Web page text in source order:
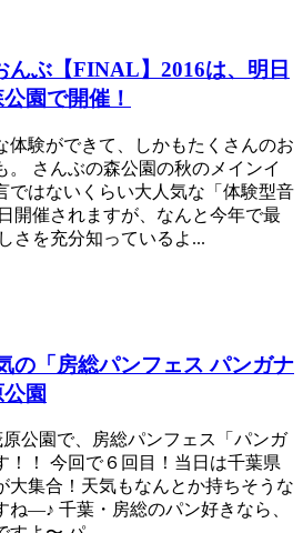
んぶ【FINAL】2016は、明日
園で開催！
体験ができて、しかもたくさんのお
。 さんぶの森公園の秋のメインイ
ではないくらい大人気な「体験型音
開催されますが、なんと今年で最
さを充分知っているよ...
の「房総パンフェス パンガナ
園
公園で、房総パンフェス「パンガ
！！ 今回で６回目！当日は千葉県
大集合！天気もなんとか持ちそうな
ね―♪ 千葉・房総のパン好きなら、